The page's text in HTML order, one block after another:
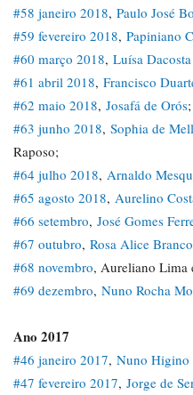
#58 janeiro 2018, Paulo José
#59 fevereiro 2018, Papiniano
#60 março 2018, Luísa Dacosta
#61 abril 2018, Francisco
#62 maio 2018, Josafá de Orós;
#63 junho 2018, Sophia de
Raposo;
#64 julho 2018, Arnaldo
#65 agosto 2018, Aurelino
#66 setembro, José Gomes
#67 outubro, Rosa Alice Branco
#68 novembro, Aureliano Lima
#69 dezembro, Nuno Rocha
Ano 2017
#46 janeiro 2017, Nuno Higino
#47 fevereiro 2017, Jorge de